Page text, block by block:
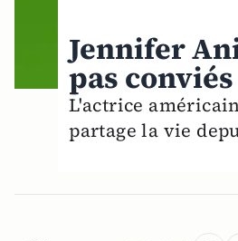
Jennifer
pas
L'actrice
partage la vie